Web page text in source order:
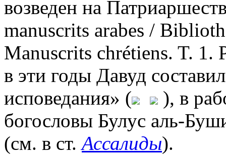
возведен на
manuscrits arabes /
Manuscrits chrétiens. T.
в эти годы Давуд
исповедания» (
), в
богословы Булус аль-
(см. в ст.Ассалиды).